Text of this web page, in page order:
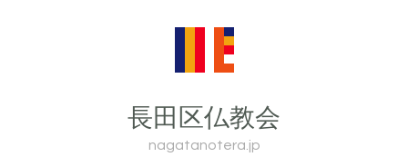
長田区仏教会
nagatanotera.jp